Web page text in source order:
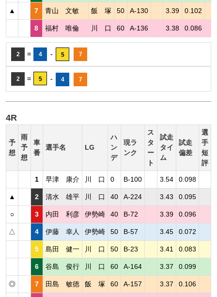
▲ 7 青山 文敏 飯 塚 50 A-130 3.39 0.102
8 福村 唯倫 川 口 60 A-136 3.38 0.086
2 = 4 - 5 7
2 = 5 - 4 7
4R
予
想
雨
予
想
車
番
選手名 LG
ハ
ン
デ
現ラ
ンク
ス
タ
ー
ト
試走
タイ
ム
試走
偏差
選
手
短
評
1 早津 康介 川 口 0 B-100 3.54 0.098
▲ 2 清水 雄平 川 口 40 A-224 3.43 0.095
○ 3 内田 利彦 伊勢崎 40 B-72 3.39 0.096
△ 4 伊藤 幸人 伊勢崎 50 B-57 3.45 0.072
5 島田 健一 川 口 50 B-23 3.41 0.083
6 谷島 俊行 川 口 60 A-164 3.37 0.099
◎ 7 田島 敏徳 飯 塚 60 A-157 3.37 0.106